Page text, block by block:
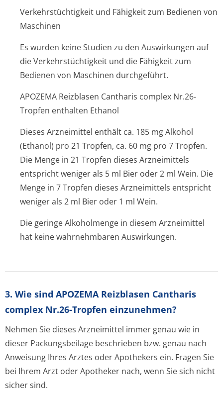
Verkehrstüchtigkeit und Fähigkeit zum Bedienen von
Maschinen
Es wurden keine Studien zu den Auswirkungen auf
die Verkehrstüchtigkeit und die Fähigkeit zum
Bedienen von Maschinen durchgeführt.
APOZEMA Reizblasen Cantharis complex Nr.26-
Tropfen enthalten Ethanol
Dieses Arzneimittel enthält ca. 185 mg Alkohol
(Ethanol) pro 21 Tropfen, ca. 60 mg pro 7 Tropfen.
Die Menge in 21 Tropfen dieses Arzneimittels
entspricht weniger als 5 ml Bier oder 2 ml Wein. Die
Menge in 7 Tropfen dieses Arzneimittels entspricht
weniger als 2 ml Bier oder 1 ml Wein.
Die geringe Alkoholmenge in diesem Arzneimittel
hat keine wahrnehmbaren Auswirkungen.
3. Wie sind APOZEMA Reizblasen Cantharis
complex Nr.26-Tropfen einzunehmen?
Nehmen Sie dieses Arzneimittel immer genau wie in
dieser Packungsbeilage beschrieben bzw. genau nach
Anweisung Ihres Arztes oder Apothekers ein. Fragen Sie
bei Ihrem Arzt oder Apotheker nach, wenn Sie sich nicht
sicher sind.